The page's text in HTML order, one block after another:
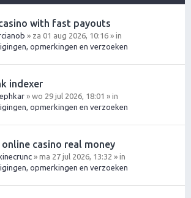
with fast payouts
» za 01 aug 2026, 10:16 » in
opmerkingen en verzoeken
indexer
» wo 29 jul 2026, 18:01 » in
opmerkingen en verzoeken
casino real money
» ma 27 jul 2026, 13:32 » in
opmerkingen en verzoeken